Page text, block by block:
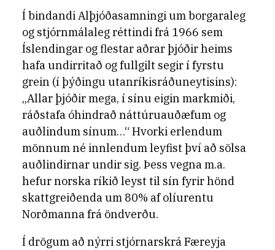
Í bindandi Alþjóðasamningi um borgaraleg
og stjórnmálaleg réttindi frá 1966 sem
Íslendingar og flestar aðrar þjóðir heims
hafa undirritað og fullgilt segir í fyrstu
grein (í þýðingu utanríkisráðuneytisins):
„Allar þjóðir mega, í sínu eigin markmiði,
ráðstafa óhindrað náttúruauðæfum og
auðlindum sínum…“ Hvorki erlendum
mönnum né innlendum leyfist því að sölsa
auðlindirnar undir sig. Þess vegna m.a.
hefur norska ríkið leyst til sín fyrir hönd
skattgreiðenda um 80% af olíurentu
Norðmanna frá öndverðu.
Í drögum að nýrri stjórnarskrá Færeyja